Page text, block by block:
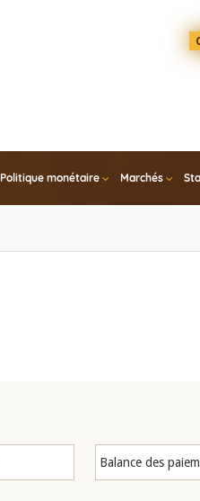
Politique monétaire Marchés